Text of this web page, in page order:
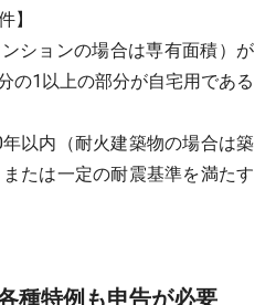
】
ションの場合は専有面積）が
の1以上の部分が自宅用である
以内（耐火建築物の場合は築
たは一定の耐震基準を満たす
種特例も申告が必要